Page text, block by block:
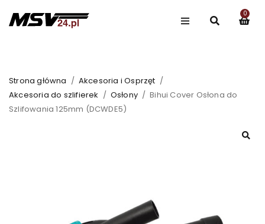
0
Strona główna / Akcesoria i Osprzęt /
Akcesoria do szlifierek / Osłony / Bihui Cover Osłona do
Szlifowania 125mm (DCWDE5)